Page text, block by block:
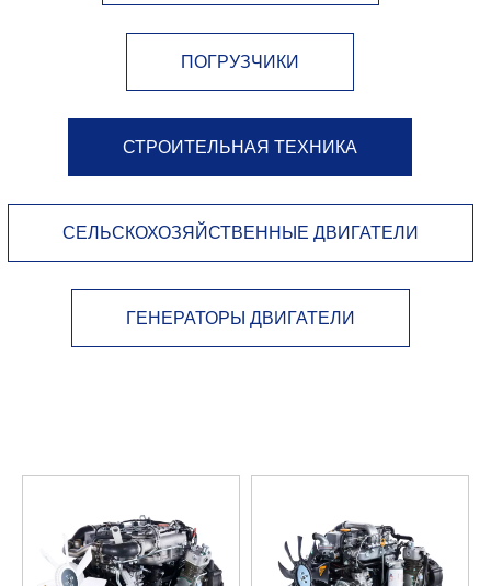
ПОГРУЗЧИКИ
СТРОИТЕЛЬНАЯ ТЕХНИКА
СЕЛЬСКОХОЗЯЙСТВЕННЫЕ ДВИГАТЕЛИ
ГЕНЕРАТОРЫ ДВИГАТЕЛИ